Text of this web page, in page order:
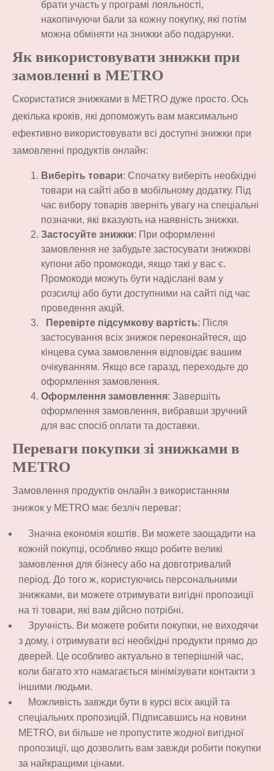
брати участь у програмі лояльності,
накопичуючи бали за кожну покупку, які потім
можна обміняти на знижки або подарунки.
Як використовувати знижки при
замовленні в METRO
Скористатися знижками в METRO дуже просто. Ось
декілька кроків, які допоможуть вам максимально
ефективно використовувати всі доступні знижки при
замовленні продуктів онлайн:
Виберіть товари: Спочатку виберіть необхідні
товари на сайті або в мобільному додатку. Під
час вибору товарів зверніть увагу на спеціальні
позначки, які вказують на наявність знижки.
Застосуйте знижки: При оформленні
замовлення не забудьте застосувати знижкові
купони або промокоди, якщо такі у вас є.
Промокоди можуть бути надіслані вам у
розсилці або бути доступними на сайті під час
проведення акцій.
Перевірте підсумкову вартість: Після
застосування всіх знижок переконайтеся, що
кінцева сума замовлення відповідає вашим
очікуванням. Якщо все гаразд, переходьте до
оформлення замовлення.
Оформлення замовлення: Завершіть
оформлення замовлення, вибравши зручний
для вас спосіб оплати та доставки.
Переваги покупки зі знижками в
METRO
Замовлення продуктів онлайн з використанням
знижок у METRO має безліч переваг:
Значна економія коштів. Ви можете заощадити на
кожній покупці, особливо якщо робите великі
замовлення для бізнесу або на довготривалий
період. До того ж, користуючись персональними
знижками, ви можете отримувати вигідні пропозиції
на ті товари, які вам дійсно потрібні.
Зручність. Ви можете робити покупки, не виходячи
з дому, і отримувати всі необхідні продукти прямо до
дверей. Це особливо актуально в теперішній час,
коли багато хто намагається мінімізувати контакти з
іншими людьми.
Можливість завжди бути в курсі всіх акцій та
спеціальних пропозицій. Підписавшись на новини
METRO, ви більше не пропустите жодної вигідної
пропозиції, що дозволить вам завжди робити покупки
за найкращими цінами.